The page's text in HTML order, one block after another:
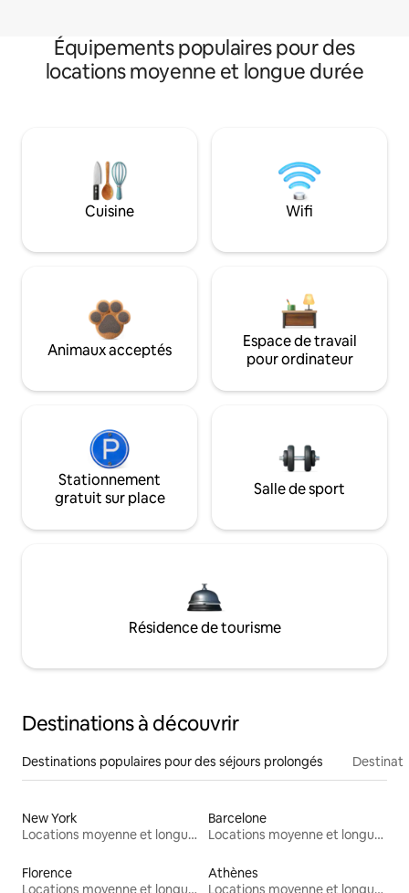
Équipements populaires pour des
locations moyenne et longue durée
Cuisine Wifi
Animaux acceptés
Espace de travail
pour ordinateur
Stationnement
gratuit sur place
Salle de sport
Résidence de tourisme
Destinations à découvrir
Destinations populaires pour des séjours prolongés
New York
Locations moyenne et longue durée
Barcelone
Locations moyenne et longue durée
Florence
Locations moyenne et longue durée
Athènes
Locations moyenne et longue durée